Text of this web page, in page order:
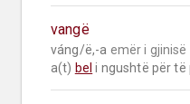
vangë
váng/ë,-a emër i
a(t) bel i ngushtë për të